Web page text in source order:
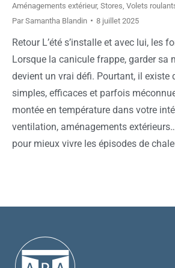
Aménagements extérieur, Stores Volets
ParSamantha Blandin 8 juillet 2025
Retour L’été s’installe et avec lui, les
Lorsque la canicule frappe, garder sa
devient un vrai défi. Pourtant, il existe
simples, efficaces et parfois
montée en température dans votre
ventilation, aménagements
pour mieux vivre les épisodes de